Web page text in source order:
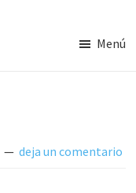
Menú
deja un comentario